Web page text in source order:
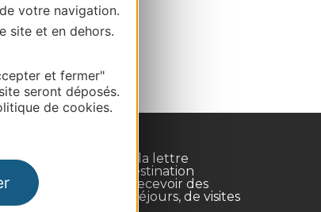
votre navigation.
site et en dehors.
et fermer"
seront déposés.
de cookies.
Inscrivez-vous à la lettre
d'information Destination
Occitanie pour recevoir des
suggestions de séjours, de visites